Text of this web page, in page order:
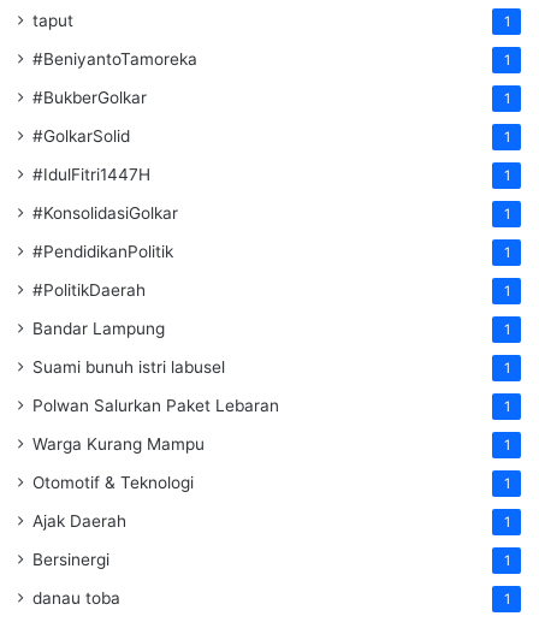
taput 1
#BeniyantoTamoreka 1
#BukberGolkar 1
#GolkarSolid 1
#IdulFitri1447H 1
#KonsolidasiGolkar 1
#PendidikanPolitik 1
#PolitikDaerah 1
Bandar Lampung 1
Suami bunuh istri labusel 1
Polwan Salurkan Paket Lebaran 1
Warga Kurang Mampu 1
Otomotif & Teknologi 1
Ajak Daerah 1
Bersinergi 1
danau toba 1